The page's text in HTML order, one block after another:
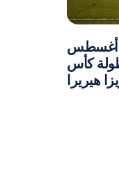
سيخوض ريال مدريد في 12 أغسطس
كأس
هيريرا